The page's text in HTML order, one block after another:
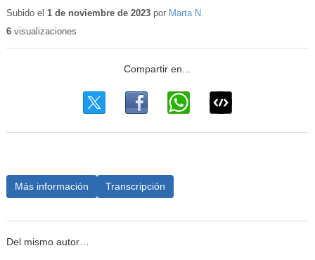
Subido el 1 de noviembre de 2023por Marta N.
6visualizaciones
Más información Transcripción
Del mismo autor…